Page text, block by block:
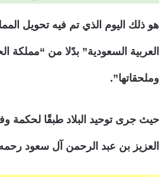
هو ذلك اليوم الذي تم فيه تحويل
العربية السعودية” بدًلا من “مملكة
وملحقاتها”.
حيث جرى توحيد البلاد طبقًا لحكمة
العزيز بن عبد الرحمن آل سعود رحمه